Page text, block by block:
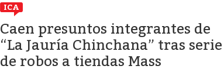
ICA
Caen presuntos integrantes de
“La Jauría Chinchana” tras serie
de robos a tiendas Mass